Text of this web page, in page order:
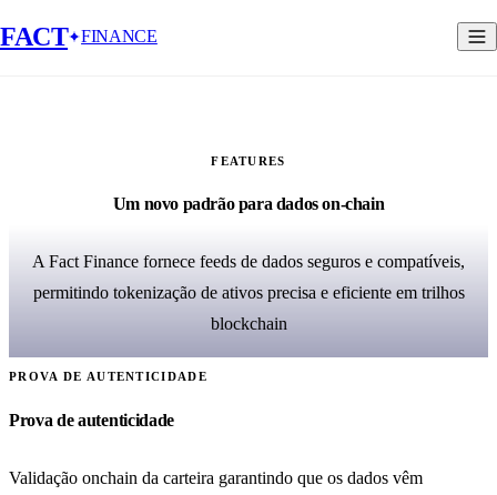
FACT FINANCE
FEATURES
Um novo padrão para dados on-chain
A Fact Finance fornece feeds de dados seguros e compatíveis,
permitindo tokenização de ativos precisa e eficiente em trilhos
blockchain
PROVA DE AUTENTICIDADE
Prova de autenticidade
Validação onchain da carteira garantindo que os dados vêm